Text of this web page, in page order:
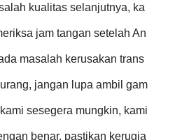
kualitas selanjutnya, ka
jam tangan setelah An
masalah kerusakan trans
jangan lupa ambil gam
sesegera mungkin, kami
benar, pastikan kerugia